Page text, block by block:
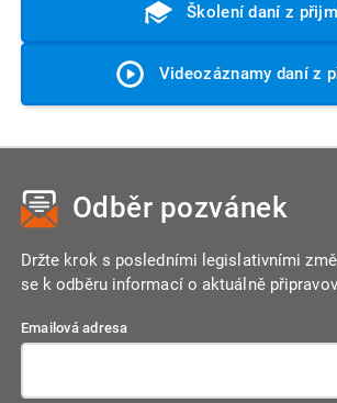
Školení daní z
Videozáznamy daní z
Odběr pozvánek
Držte krok s posledními legislativními
se k odběru informací o aktuálně
Emailová adresa